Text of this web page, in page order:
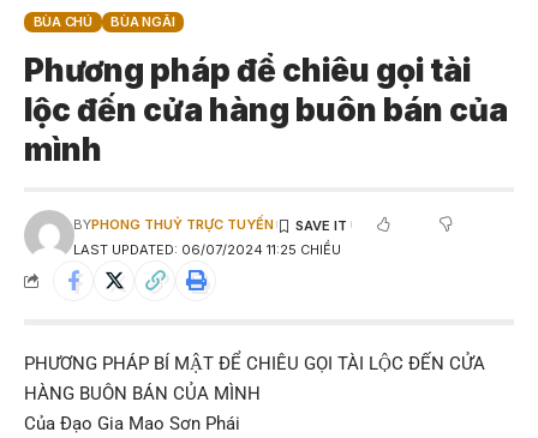
BÙA CHÚ BÙA NGÃI
Phương pháp để chiêu gọi tài
lộc đến cửa hàng buôn bán của
mình
LAST UPDATED: 06/07/2024 11:25 CHIỀU
BYPHONG THUỶ TRỰC TUYẾN
PHƯƠNG PHÁP BÍ MẬT ĐỂ CHIÊU GỌI TÀI LỘC ĐẾN CỬA
HÀNG BUÔN BÁN CỦA MÌNH
Của Đạo Gia Mao Sơn Phái